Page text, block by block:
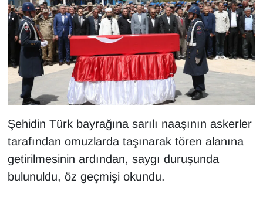
Şehidin Türk bayrağına sarılı naaşının askerler
tarafından omuzlarda taşınarak tören alanına
getirilmesinin ardından, saygı duruşunda
bulunuldu, öz geçmişi okundu.
MEDYA
ONE EKONOMİ
POLİTİKA
Resmi İlanlar
RÖPORTAJ
SAĞLIK
Seri İlan